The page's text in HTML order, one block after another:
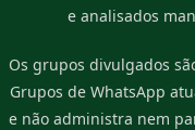
e analisados
Os grupos divulgados
Grupos de WhatsApp
e não administra nem